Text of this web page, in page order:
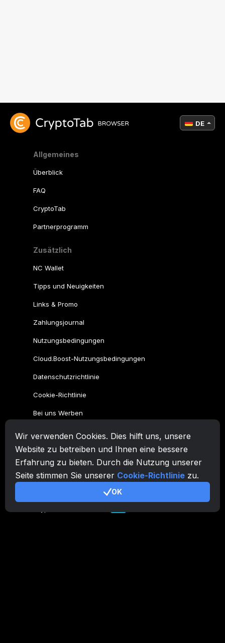
Wir verwenden Cookies. Dies hilft uns, unsere
Website zu betreiben und Ihnen eine bessere
Erfahrung zu bieten. Durch die Nutzung unserer
Seite stimmen Sie unserer Cookie-Richtlinie zu.
OK
Allgemeines
Überblick
FAQ
CryptoTab
Partnerprogramm
Zusätzlich
NC Wallet
Tipps und Neuigkeiten
Links & Promo
Zahlungsjournal
Nutzungsbedingungen
Cloud.Boost-Nutzungsbedingungen
Datenschutzrichtlinie
Cookie-Richtlinie
Bei uns Werben
CryptoTab-Familie
CryptoTabBrowser
CryptoTab für Android MAX
für Android PRO
DE